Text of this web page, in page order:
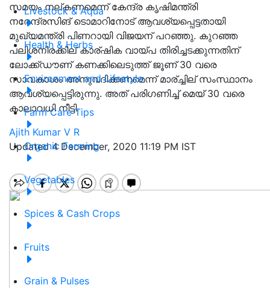
Livestock & Aqua
Health & Herbs
Environment and Lifestyle
Farm Care Tips
Organic Farming
Vegetables
Spices & Cash Crops
Fruits
Grain & Pulses
സമയം നല്കണമെന്ന് കേന്ദ്ര കൃഷിമന്ത്രി
നരേന്ദ്രസിങ് ടൊമാറിനോട് ആവശ്യപ്പെട്ടതായി
മുഖ്യമന്ത്രി പിണറായി വിജയന് പറഞ്ഞു. കുറഞ്ഞ
പലിശനിരക്കില് കാര്ഷിക വായ്പ തിരിച്ചടക്കുന്നതിന്
ലോക്ക്ഡൗണ് കണക്കിലെടുത്ത് ജൂണ് 30 വരെ
സാവകാശം അനുവദിക്കണമെന്ന് മാര്ച്ചില് സംസ്ഥാനം
ആവശ്യപ്പെട്ടിരുന്നു. അത് പരിഗണിച്ച് മെയ് 30 വരെ
കാലാവധി നീട്ടി.
Ajith Kumar V R
Updated 4 December, 2020 11:19 PM IST